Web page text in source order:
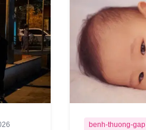
benh-thuong-gap